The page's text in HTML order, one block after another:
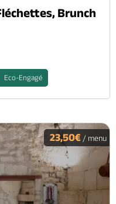
Brunch
Eco-Engagé
23,50€ / menu